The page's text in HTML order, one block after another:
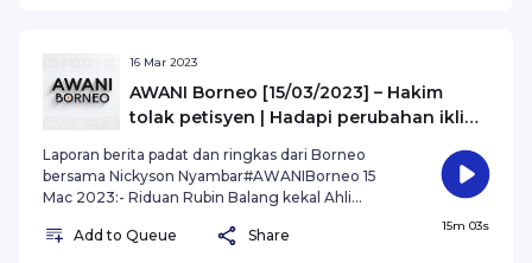
16 Mar 2023
AWANI Borneo [15/03/2023] – Hakim
tolak petisyen | Hadapi perubahan iklim
Laporan berita padat dan ringkas dari Borneo
bersama Nickyson Nyambar#AWANIBorneo 15
Mac 2023:- Riduan Rubin Balang kekal Ahli
Perubahan Iklim- 15 delegasi Sarawak terbang ke
Add to Queue Share
15m 03s